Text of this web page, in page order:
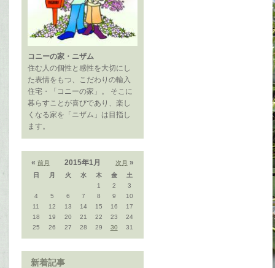
コニーの家・ニザム
住む人の個性と感性を大切にし
た表情をもつ、こだわりの輸入
住宅・「コニーの家」。 そこに
暮らすことが喜びであり、楽し
くなる家を「ニザム」は目指し
ます。
«前月 次月 »
2015年1月
日 月 火 水 木 金
土
1
2
3
4
5 6 7 8 9
10
11
12 13 14 15 16
17
18
19 20 21 22 23
24
25
26 27 28 29 30 31
新着記事